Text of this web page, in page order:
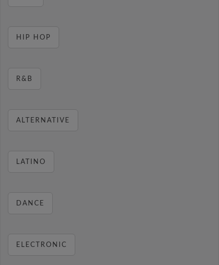
HIP HOP
R&B
ALTERNATIVE
LATINO
DANCE
ELECTRONIC